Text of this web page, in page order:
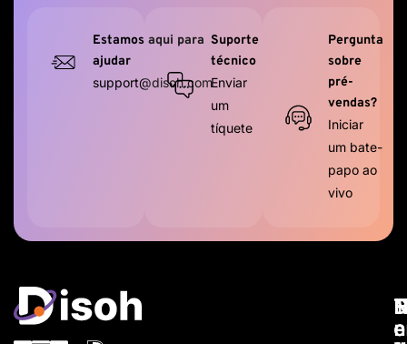
Estamos aqui para
ajudar
support@disoh.com
Suporte
técnico
Enviar
um
tíquete
Pergunta
sobre
pré-
vendas?
Iniciar
um bate-
papo ao
vivo